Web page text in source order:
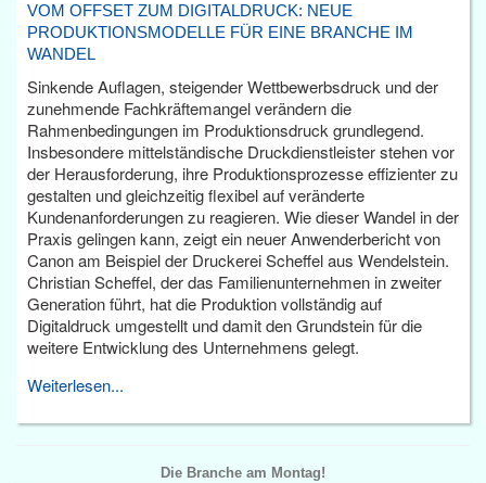
VOM OFFSET ZUM DIGITALDRUCK: NEUE
PRODUKTIONSMODELLE FÜR EINE BRANCHE IM
WANDEL
Sinkende Auflagen, steigender Wettbewerbsdruck und der
zunehmende Fachkräftemangel verändern die
Rahmenbedingungen im Produktionsdruck grundlegend.
Insbesondere mittelständische Druckdienstleister stehen vor
der Herausforderung, ihre Produktionsprozesse effizienter zu
gestalten und gleichzeitig flexibel auf veränderte
Kundenanforderungen zu reagieren. Wie dieser Wandel in der
Praxis gelingen kann, zeigt ein neuer Anwenderbericht von
Canon am Beispiel der Druckerei Scheffel aus Wendelstein.
Christian Scheffel, der das Familienunternehmen in zweiter
Generation führt, hat die Produktion vollständig auf
Digitaldruck umgestellt und damit den Grundstein für die
weitere Entwicklung des Unternehmens gelegt.
Weiterlesen...
Die Branche am Montag!